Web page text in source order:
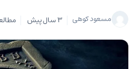
مسعود کوهی 3 سال پیش مطالعه